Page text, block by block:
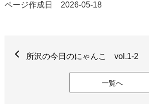
ページ作成日 2026-05-18
所沢の今日のにゃんこ vol.1-2
一覧へ